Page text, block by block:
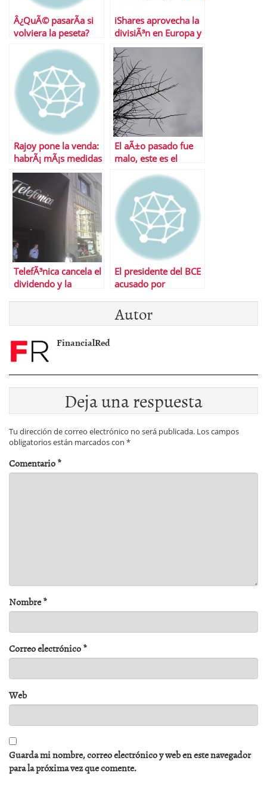
Â¿QuÃ© pasarÃ­a si
volviera la peseta?
iShares aprovecha la
divisiÃ³n en Europa y
lanza ETFS sobre
bonos soberanos
Rajoy pone la venda:
habrÃ¡ mÃ¡s medidas
de recortes
El aÃ±o pasado fue
malo, este es el
el gran remate
TelefÃ³nica cancela el
dividendo y la
El presidente del BCE
acusado por
lobby de banqueros
Autor
FinancialRed
Deja una respuesta
Tu dirección de correo electrónico no será publicada. Los campos
obligatorios están marcados con *
Comentario*
Nombre*
Correo electrónico*
Web
Guarda mi nombre, correo electrónico y web en este navegador
para la próxima vez que comente.